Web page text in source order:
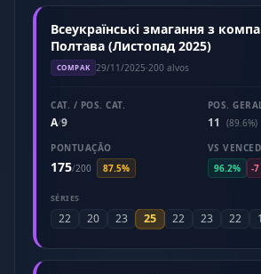
Всеукраїнські змагання з
Полтава (Листопад 2025)
COMPAK 29/11/2025·200 alvos
CAT. / POS. CAT.
A/9
POS.
11
(89.6%)
PONTUAÇÃO
175/200 87.5%
VS
96.2%
-7
SÉRIES
22 20 23 25 22 23 22